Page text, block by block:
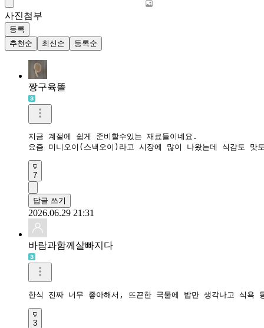
사진첨부
등록
추천순
최신순 등록순
짱구육똘
지금 계절에 쉽게 준비할수있는 재료들이네요.
요즘 미니오이(스낵오이)라고 시장에 많이 나왔는데 식감도 맛
7
답글 쓰기
2026.06.29 21:31
바람과함께살빠지다
한식 진짜 너무 좋아해서, 뜨끈한 국물에 밥만 생각나고 식욕
3